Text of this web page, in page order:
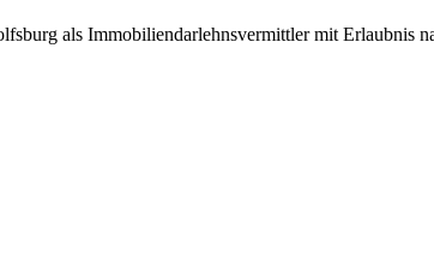
als Immobiliendarlehnsvermittler mit Erlaubnis